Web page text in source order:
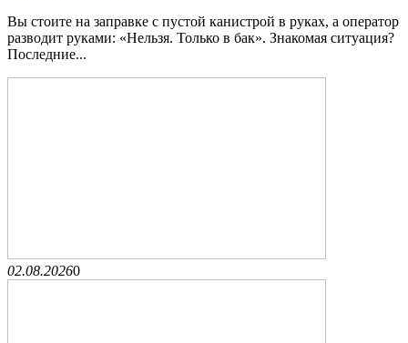
Вы стоите на заправке с пустой канистрой в руках, а оператор
разводит руками: «Нельзя. Только в бак». Знакомая ситуация?
Последние...
02.08.20260